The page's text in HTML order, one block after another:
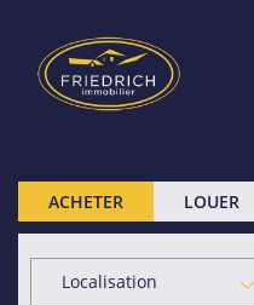
ACHETER LOUER
Localisation